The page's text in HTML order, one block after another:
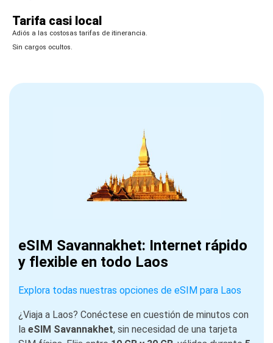
Tarifa casi local
Adiós a las costosas tarifas de itinerancia.
Sin cargos ocultos.
eSIM Savannakhet: Internet rápido
y flexible en todo Laos
Explora todas nuestras opciones de eSIM para Laos
¿Viaja a Laos? Conéctese en cuestión de minutos con
la eSIM Savannakhet, sin necesidad de una tarjeta